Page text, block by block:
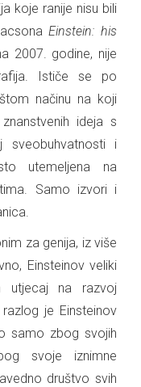
koje ranije nisu bili
Einstein: his
2007. godine, nije
Ističe se po
načinu na koji
ideja s
sveobuhvatnosti i
utemeljena na
Samo izvori i
za genija, iz više
Einsteinov veliki
utjecaj na razvoj
je Einsteinov
samo zbog svojih
svoje iznimne
društvo svih